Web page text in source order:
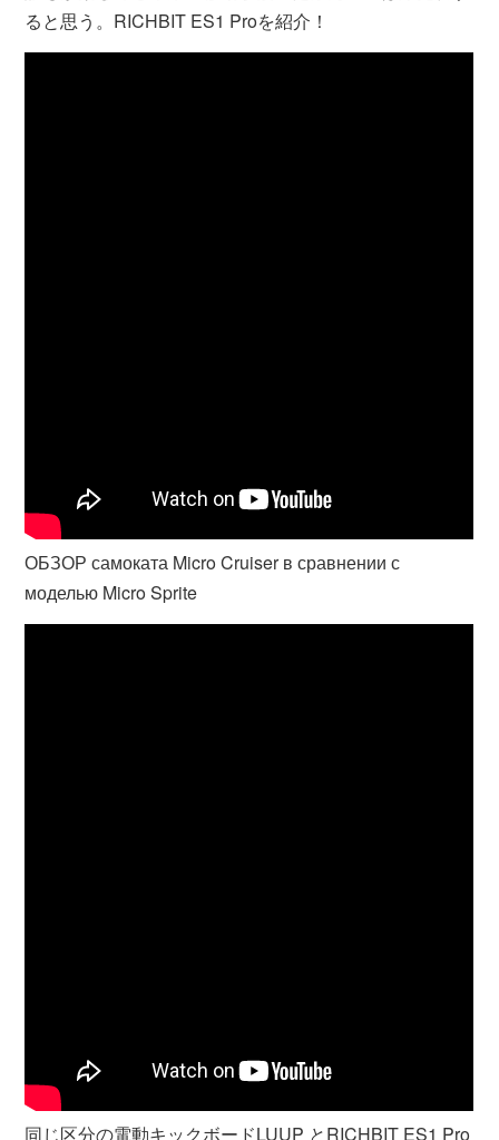
ると思う。RICHBIT ES1 Proを紹介！
ОБЗОР самоката Micro Cruiser в сравнении с
моделью Micro Sprite
同じ区分の電動キックボードLUUP とRICHBIT ES1 Pro